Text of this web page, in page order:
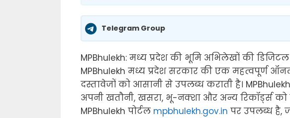
Telegram Group
MPBhulekh: मध्य प्रदेश की भूमि अभिलेखों की
MPBhulekh मध्य प्रदेश सरकार की एक महत्वपूर्ण
दस्तावेजों को आसानी से उपलब्ध कराती है।
अपनी खतौनी, खसरा, भू-नक्शा और अन्य रिकॉर्ड्स
MPBhulekh पोर्टल mpbhulekh.gov.in पर उपलब्ध है,